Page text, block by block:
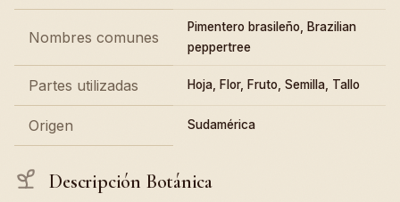
Nombres comunes
Pimentero brasileño, Brazilian
peppertree
Partes utilizadas Hoja, Flor, Fruto, Semilla, Tallo
Origen Sudamérica
Descripción Botánica